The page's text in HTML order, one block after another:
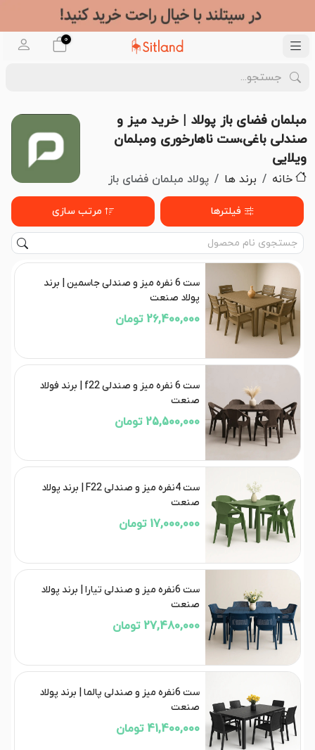
0
مبلمان فضای باز پولاد | خرید میز و
صندلی باغی،ست ناهارخوری ومبلمان
ویلایی
خانه برند ها پولاد مبلمان فضای باز
فیلترها مرتب سازی
ست 6 نفره میز و صندلی جاسمین | برند
پولاد صنعت
26,400,000 تومان
ست 6 نفره میز و صندلی f22 | برند فولاد
صنعت
25,500,000 تومان
ست 4نفره میز و صندلی F22 | برند پولاد
صنعت
17,000,000 تومان
ست 6نفره میز و صندلی تیارا | برند پولاد
صنعت
27,480,000 تومان
ست 6نفره میز و صندلی پالما | برند پولاد
صنعت
41,400,000 تومان